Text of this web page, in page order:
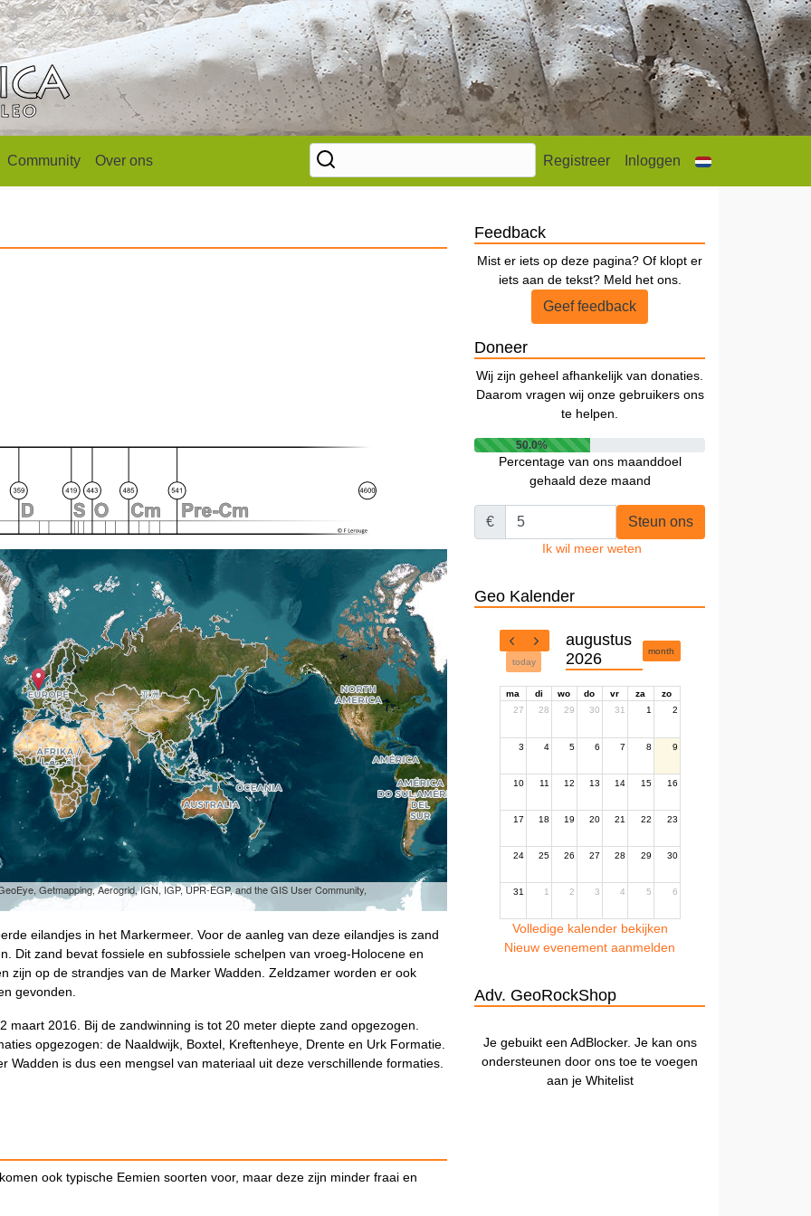
Community Over ons Registreer Inloggen
Getmapping, Aerogrid, IGN, IGP, UPR-EGP, and the GIS User Community,
eilandjes in het Markermeer. Voor de aanleg van deze eilandjes is zand
Dit zand bevat fossiele en subfossiele schelpen van vroeg-Holocene en
zijn op de strandjes van de Marker Wadden. Zeldzamer worden er ook
gevonden.
2016. Bij de zandwinning is tot 20 meter diepte zand opgezogen.
opgezogen: de Naaldwijk, Boxtel, Kreftenheye, Drente en Urk Formatie.
is dus een mengsel van materiaal uit deze verschillende formaties.
ook typische Eemien soorten voor, maar deze zijn minder fraai en
Feedback
Mist er iets op deze pagina? Of klopt er
iets aan de tekst? Meld het ons.
Geef feedback
Doneer
Wij zijn geheel afhankelijk van donaties.
Daarom vragen wij onze gebruikers ons
te helpen.
50.0%
Percentage van ons maanddoel
gehaald deze maand
€ Steun ons
Ik wil meer weten
Geo Kalender
today
augustus
2026
month
ma di wo do vr za
zo
27
28 29 30 31 1 2
3 4 5 6 7 8 9
10 11 12 13 14 15 16
17 18 19 20 21 22 23
24 25 26 27 28 29 30
31 1 2 3 4 5 6
Volledige kalender bekijken
Nieuw evenement aanmelden
Adv. GeoRockShop
Je gebuikt een AdBlocker. Je kan ons
ondersteunen door ons toe te voegen
aan je Whitelist